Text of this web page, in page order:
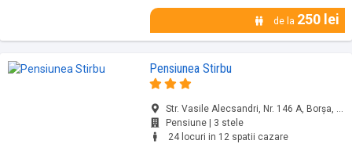
de la 250 lei
Pensiunea Stirbu
Str. Vasile Alecsandri, Nr. 146 A, Borșa, jud. Maramureș
Pensiune | 3 stele
24 locuri in 12 spatii cazare